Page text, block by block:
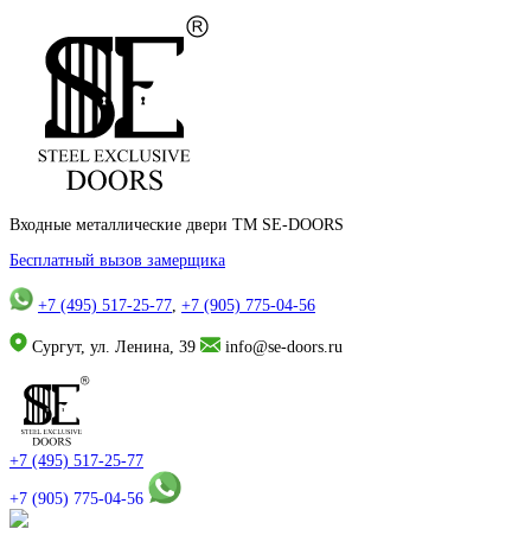
Входные металлические двери TM SE-DOORS
Бесплатный вызов замерщика
+7 (495) 517-25-77, +7 (905) 775-04-56
Сургут, ул. Ленина, 39 info@se-doors.ru
+7 (495) 517-25-77
+7 (905) 775-04-56